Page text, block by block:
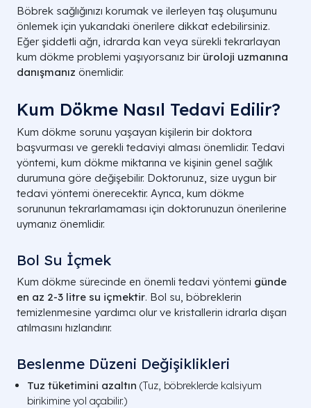
Böbrek sağlığınızı korumak ve ilerleyen taş oluşumunu
önlemek için yukarıdaki önerilere dikkat edebilirsiniz.
Eğer şiddetli ağrı, idrarda kan veya sürekli tekrarlayan
kum dökme problemi yaşıyorsanız bir üroloji uzmanına
danışmanız önemlidir.
Kum Dökme Nasıl Tedavi Edilir?
Kum dökme sorunu yaşayan kişilerin bir doktora
başvurması ve gerekli tedaviyi alması önemlidir. Tedavi
yöntemi, kum dökme miktarına ve kişinin genel sağlık
durumuna göre değişebilir. Doktorunuz, size uygun bir
tedavi yöntemi önerecektir. Ayrıca, kum dökme
sorununun tekrarlamaması için doktorunuzun önerilerine
uymanız önemlidir.
Bol Su İçmek
Kum dökme sürecinde en önemli tedavi yöntemi günde
en az 2-3 litre su içmektir. Bol su, böbreklerin
temizlenmesine yardımcı olur ve kristallerin idrarla dışarı
atılmasını hızlandırır.
Beslenme Düzeni Değişiklikleri
Tuz tüketimini azaltın (Tuz, böbreklerde kalsiyum
birikimine yol açabilir.)